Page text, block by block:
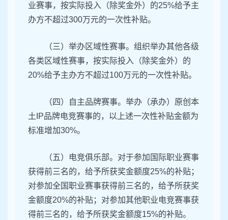
业赛事，按实际投入（除奖金外）的25%给予主
办方不超过300万元的一次性补贴。
（三）举办区域性赛事。组织举办其他各级
各类区域性赛事，按实际投入（除奖金外）的
20%给予主办方不超过100万元的一次性补贴。
（四）自主品牌赛事。举办（承办）原创本
土IP品牌电竞赛事的，以上述一次性补贴金额为
标准增加30%。
（五）电竞俱乐部。对于参加国际职业赛事
获得前三名的，给予所获奖金额度25%的补贴；
对参加全国职业赛事获得前三名的，给予所获奖
金额度20%的补贴；对参加其他职业电竞赛事获
得前三名的，给予所获奖金额度15%的补贴。